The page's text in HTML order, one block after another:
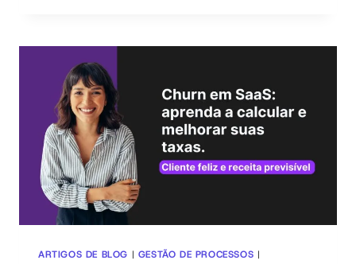
DE
TAREFAS
HUMANAS:
COMO
DECIDIR
ARTIGOS DE BLOG | GESTÃO DE PROCESSOS |